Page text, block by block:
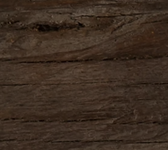
Qualitätsmerkmalen, teils 3-
kritischen Stellen, noch
Selbstverständlich gilt auch für
GASTROKÖNIG-GARANTIE.
Jetzt neu: LEBENSLANGE
Leben lang"!
Die Geldtasche besticht durch
Münzfach, das auch großen